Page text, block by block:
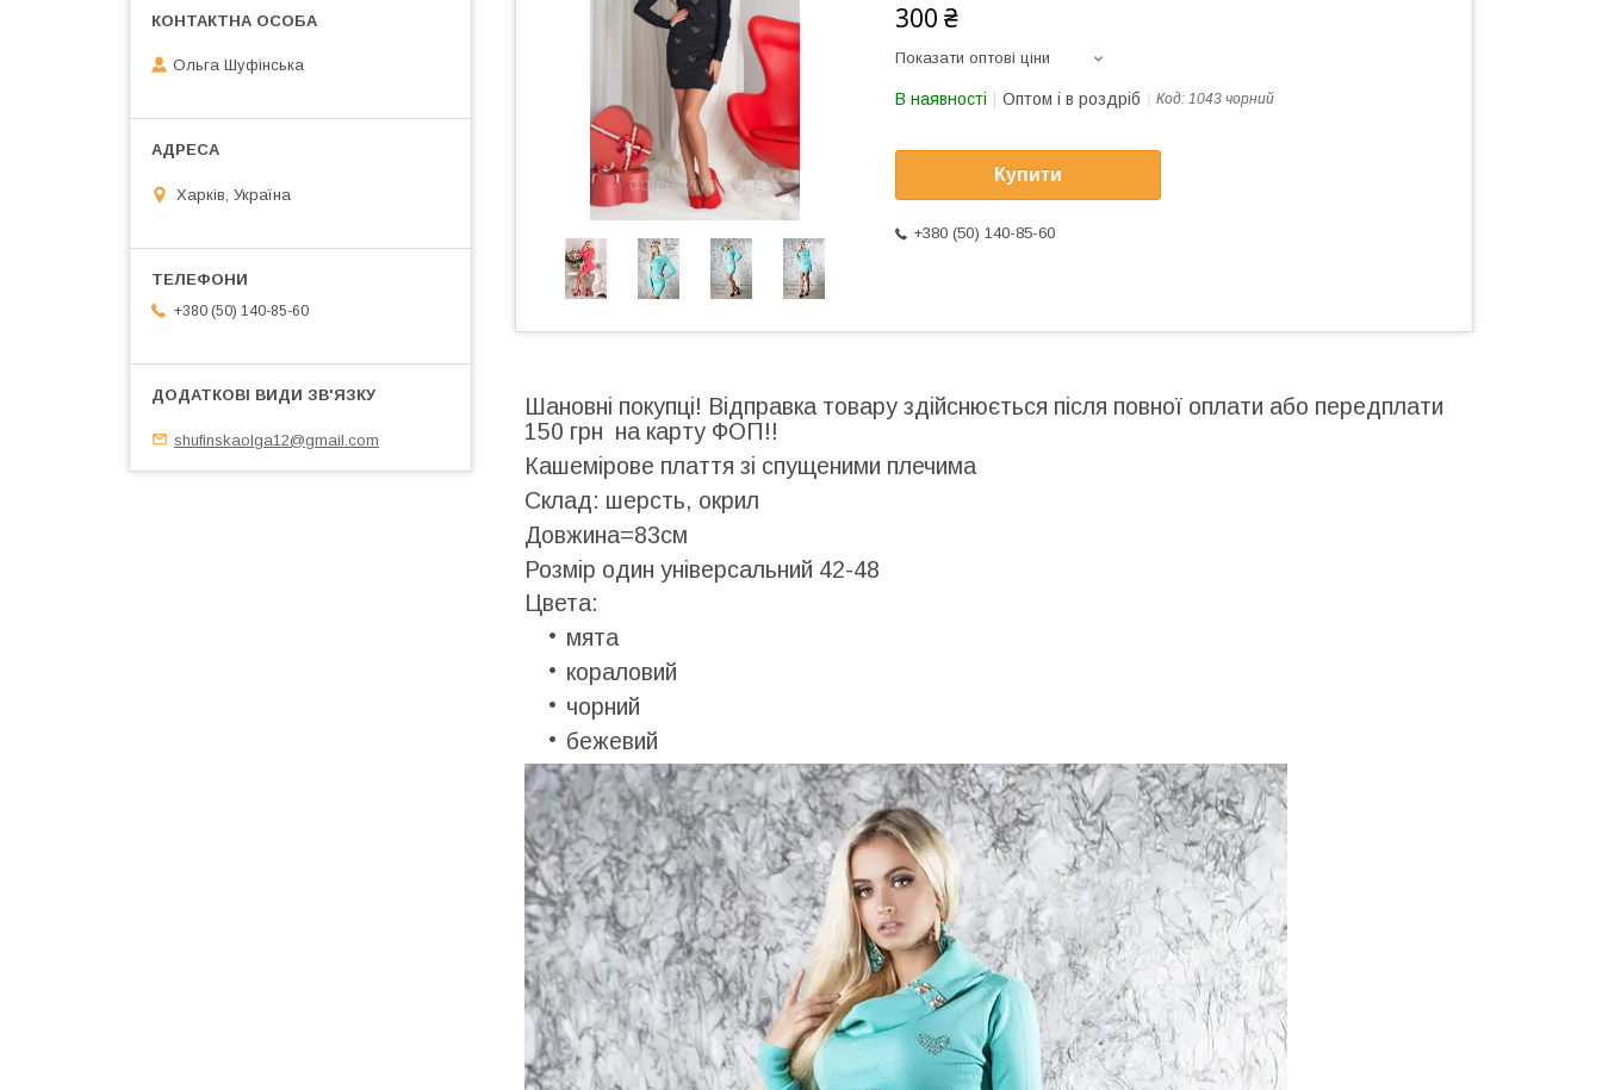
300 ₴
Показати оптові ціни
В наявності Оптом і в роздріб Код: 1043 чорний
Купити
+380 (50) 140-85-60
Шановні покупці! Відправка товару здійснюється після повної оплати або передплати
150 грн на карту ФОП!!
Кашемірове плаття зі спущеними плечима
Склад: шерсть, окрил
Довжина=83см
Розмір один універсальний 42-48
Цвета:
мята
кораловий
чорний
бежевий
Ольга Шуфінська
Харків, Україна
+380 (50) 140-85-60
shufinskaolga12@gmail.com